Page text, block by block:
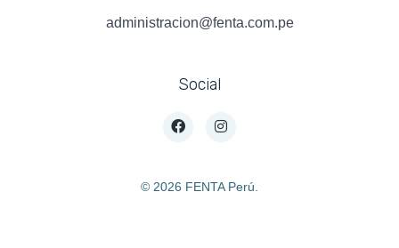
administracion@fenta.com.pe
Social
© 2026 FENTA Perú.